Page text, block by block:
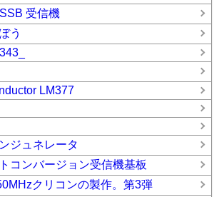
受信機
う
LM377
ジュネレータ
コンバージョン受信機基板
クリコンの製作。第3弾